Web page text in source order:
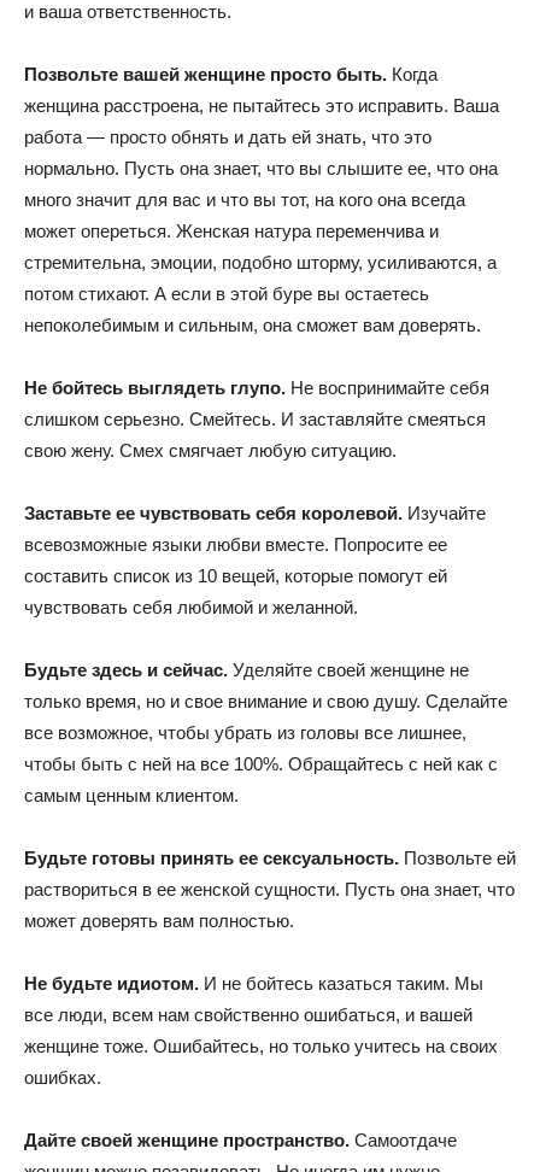
и ваша ответственность.
Позвольте вашей женщине просто быть. Когда
женщина расстроена, не пытайтесь это исправить. Ваша
работа — просто обнять и дать ей знать, что это
нормально. Пусть она знает, что вы слышите ее, что она
много значит для вас и что вы тот, на кого она всегда
может опереться. Женская натура переменчива и
стремительна, эмоции, подобно шторму, усиливаются, а
потом стихают. А если в этой буре вы остаетесь
непоколебимым и сильным, она сможет вам доверять.
Не бойтесь выглядеть глупо. Не воспринимайте себя
слишком серьезно. Смейтесь. И заставляйте смеяться
свою жену. Смех смягчает любую ситуацию.
Заставьте ее чувствовать себя королевой. Изучайте
всевозможные языки любви вместе. Попросите ее
составить список из 10 вещей, которые помогут ей
чувствовать себя любимой и желанной.
Будьте здесь и сейчас. Уделяйте своей женщине не
только время, но и свое внимание и свою душу. Сделайте
все возможное, чтобы убрать из головы все лишнее,
чтобы быть с ней на все 100%. Обращайтесь с ней как с
самым ценным клиентом.
Будьте готовы принять ее сексуальность. Позвольте ей
раствориться в ее женской сущности. Пусть она знает, что
может доверять вам полностью.
Не будьте идиотом. И не бойтесь казаться таким. Мы
все люди, всем нам свойственно ошибаться, и вашей
женщине тоже. Ошибайтесь, но только учитесь на своих
ошибках.
Дайте своей женщине пространство. Самоотдаче